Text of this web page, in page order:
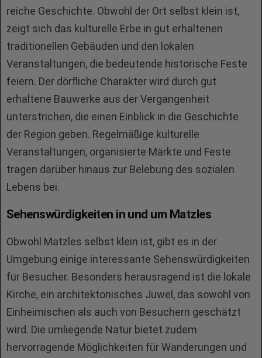
reiche Geschichte. Obwohl der Ort selbst klein ist,
zeigt sich das kulturelle Erbe in gut erhaltenen
traditionellen Gebäuden und den lokalen
Veranstaltungen, die bedeutende historische Feste
feiern. Der dörfliche Charakter wird durch gut
erhaltene Bauwerke aus der Vergangenheit
unterstrichen, die einen Einblick in die Geschichte
der Region geben. Regelmäßige kulturelle
Veranstaltungen, organisierte Märkte und Feste
tragen darüber hinaus zur Belebung des sozialen
Lebens bei.
Sehenswürdigkeiten in und um Matzles
Obwohl Matzles selbst klein ist, gibt es in der
Umgebung einige interessante Sehenswürdigkeiten
für Besucher. Besonders herausragend ist die lokale
Kirche, ein architektonisches Juwel, das sowohl von
Einheimischen als auch von Besuchern geschätzt
wird. Die umliegende Natur bietet zudem
hervorragende Möglichkeiten für Wanderungen und